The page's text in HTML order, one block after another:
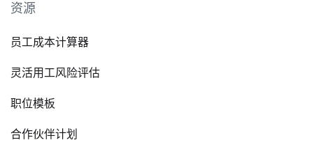
资源
员工成本计算器
灵活用工风险评估
职位模板
合作伙伴计划